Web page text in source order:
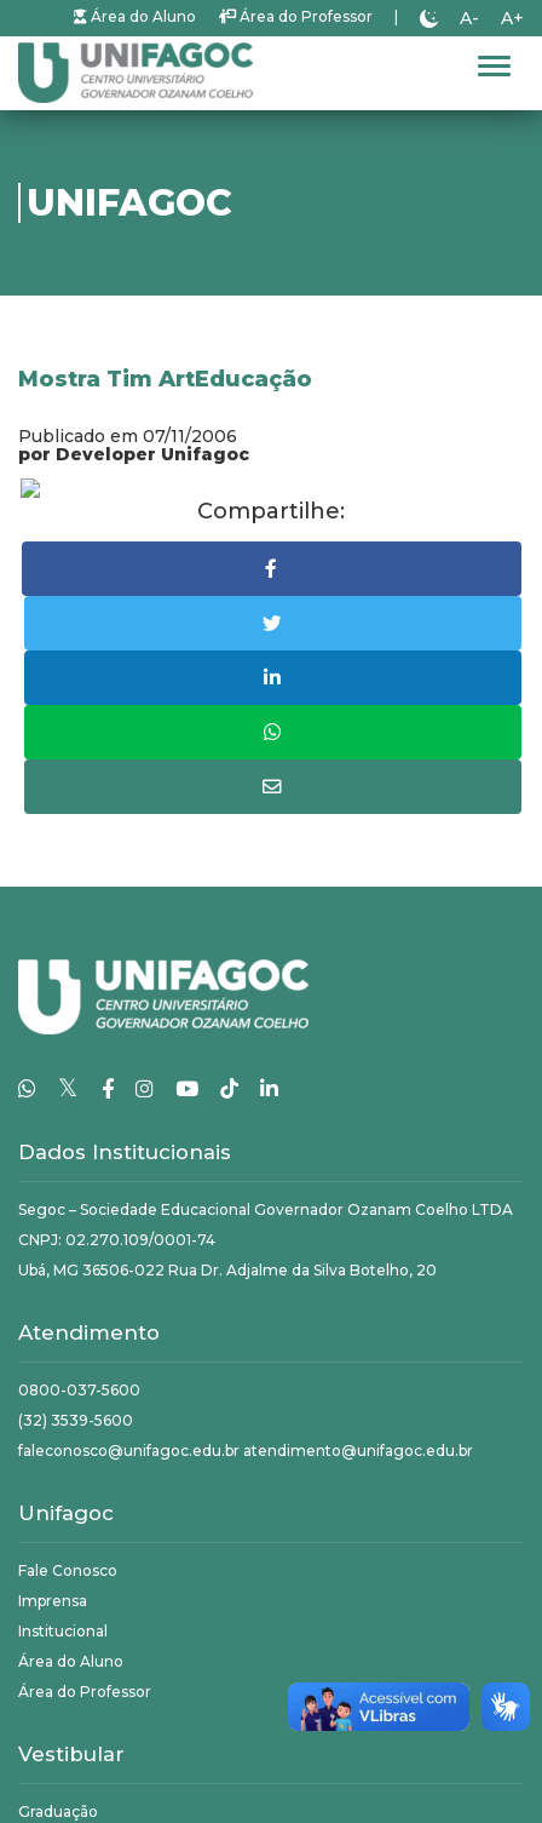
Área do Aluno Área do Professor A- A+
UNIFAGOC
Mostra Tim ArtEducação
Publicado em 07/11/2006
por Developer Unifagoc
Compartilhe:
𝕏
Dados Institucionais
Segoc – Sociedade Educacional Governador Ozanam Coelho LTDA
CNPJ: 02.270.109/0001-74
Ubá, MG 36506-022 Rua Dr. Adjalme da Silva Botelho, 20
Atendimento
0800-037-5600
(32) 3539-5600
faleconosco@unifagoc.edu.br atendimento@unifagoc.edu.br
Unifagoc
Fale Conosco
Imprensa
Institucional
Área do Aluno
Área do Professor
Vestibular
Graduação